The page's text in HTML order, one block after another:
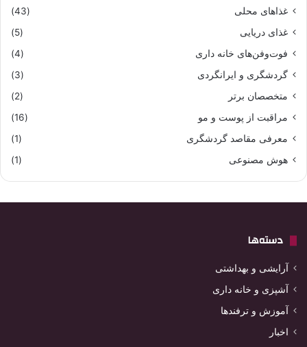
غذاهای محلی
(43)
غذای دریایی
(5)
فوت‌وفن‌های خانه داری
(4)
گردشگری و ایرانگردی
(3)
متخصصان برتر
(2)
مراقبت از پوست و مو
(16)
معرفی مقاصد گردشگری
(1)
هوش مصنوعی
(1)
دسته‌ها
آرایشی و بهداشتی
آشپزی و خانه داری
آموزش و ترفندها
اخبار